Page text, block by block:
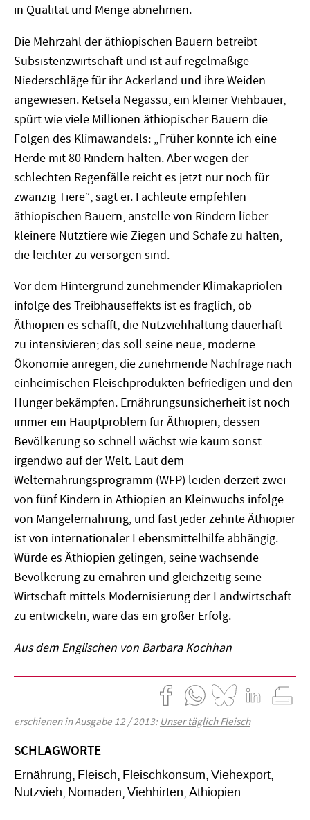
in Qualität und Menge abnehmen.
Die Mehrzahl der äthiopischen Bauern betreibt
Subsistenzwirtschaft und ist auf regelmäßige
Niederschläge für ihr Ackerland und ihre Weiden
angewiesen. Ketsela Negassu, ein kleiner Viehbauer,
spürt wie viele Millionen äthiopischer Bauern die
Folgen des Klimawandels: „Früher konnte ich eine
Herde mit 80 Rindern halten. Aber wegen der
schlechten Regenfälle reicht es jetzt nur noch für
zwanzig Tiere“, sagt er. Fachleute empfehlen
äthiopischen Bauern, anstelle von Rindern lieber
kleinere Nutztiere wie Ziegen und Schafe zu halten,
die leichter zu versorgen sind.
Vor dem Hintergrund zunehmender Klimakapriolen
infolge des Treibhauseffekts ist es fraglich, ob
Äthiopien es schafft, die Nutzviehhaltung dauerhaft
zu intensivieren; das soll seine neue, moderne
Ökonomie anregen, die zunehmende Nachfrage nach
einheimischen Fleischprodukten befriedigen und den
Hunger bekämpfen. Ernährungsunsicherheit ist noch
immer ein Hauptproblem für Äthiopien, dessen
Bevölkerung so schnell wächst wie kaum sonst
irgendwo auf der Welt. Laut dem
Welternährungsprogramm (WFP) leiden derzeit zwei
von fünf Kindern in Äthiopien an Kleinwuchs infolge
von Mangelernährung, und fast jeder zehnte Äthiopier
ist von internationaler Lebensmittelhilfe abhängig.
Würde es Äthiopien gelingen, seine wachsende
Bevölkerung zu ernähren und gleichzeitig seine
Wirtschaft mittels Modernisierung der Landwirtschaft
zu entwickeln, wäre das ein großer Erfolg.
Aus dem Englischen von Barbara Kochhan
erschienen in Ausgabe 12 / 2013: Unser täglich Fleisch
SCHLAGWORTE
Ernährung Fleisch Fleischkonsum Viehexport
Nutzvieh Nomaden Viehhirten Äthiopien